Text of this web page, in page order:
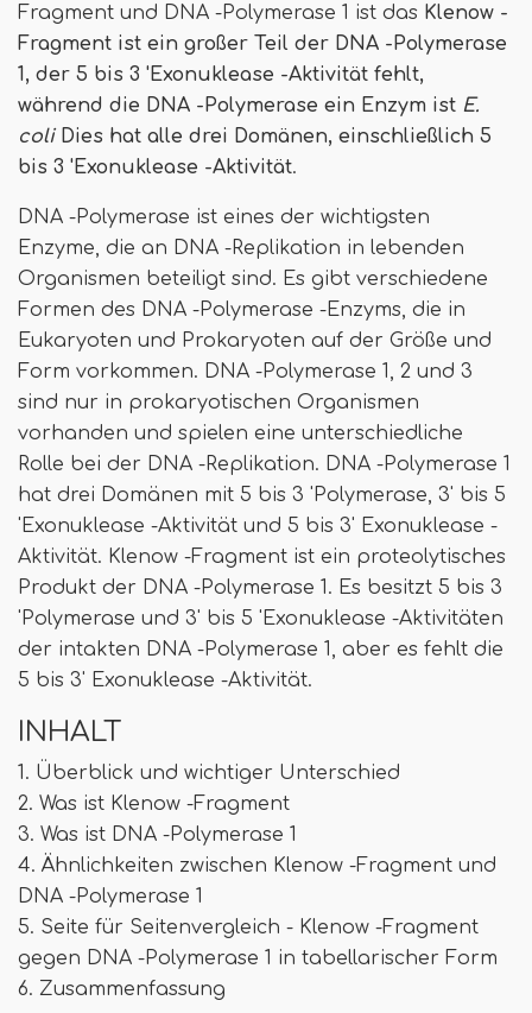
Fragment und DNA -Polymerase 1 ist das Klenow -
Fragment ist ein großer Teil der DNA -Polymerase
1, der 5 bis 3 'Exonuklease -Aktivität fehlt,
während die DNA -Polymerase ein Enzym ist E.
coliDies hat alle drei Domänen, einschließlich 5
bis 3 'Exonuklease -Aktivität.
DNA -Polymerase ist eines der wichtigsten
Enzyme, die an DNA -Replikation in lebenden
Organismen beteiligt sind. Es gibt verschiedene
Formen des DNA -Polymerase -Enzyms, die in
Eukaryoten und Prokaryoten auf der Größe und
Form vorkommen. DNA -Polymerase 1, 2 und 3
sind nur in prokaryotischen Organismen
vorhanden und spielen eine unterschiedliche
Rolle bei der DNA -Replikation. DNA -Polymerase 1
hat drei Domänen mit 5 bis 3 'Polymerase, 3' bis 5
'Exonuklease -Aktivität und 5 bis 3' Exonuklease -
Aktivität. Klenow -Fragment ist ein proteolytisches
Produkt der DNA -Polymerase 1. Es besitzt 5 bis 3
'Polymerase und 3' bis 5 'Exonuklease -Aktivitäten
der intakten DNA -Polymerase 1, aber es fehlt die
5 bis 3' Exonuklease -Aktivität.
INHALT
1. Überblick und wichtiger Unterschied
2. Was ist Klenow -Fragment
3. Was ist DNA -Polymerase 1
4. Ähnlichkeiten zwischen Klenow -Fragment und
DNA -Polymerase 1
5. Seite für Seitenvergleich - Klenow -Fragment
gegen DNA -Polymerase 1 in tabellarischer Form
6. Zusammenfassung